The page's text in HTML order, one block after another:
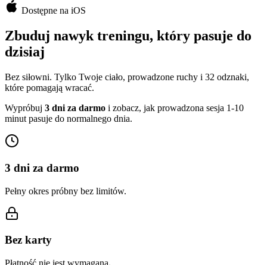
Dostępne na iOS
Zbuduj nawyk treningu, który pasuje do
dzisiaj
Bez siłowni. Tylko Twoje ciało, prowadzone ruchy i 32 odznaki,
które pomagają wracać.
Wypróbuj 3 dni za darmo i zobacz, jak prowadzona sesja 1-10
minut pasuje do normalnego dnia.
3 dni za darmo
Pełny okres próbny bez limitów.
Bez karty
Płatność nie jest wymagana.